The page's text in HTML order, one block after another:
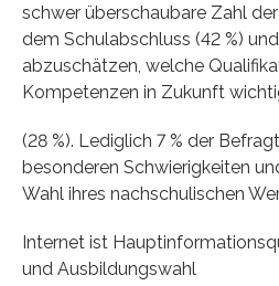
schwer überschaubare Zahl
dem Schulabschluss (42 %)
abzuschätzen, welche
Kompetenzen in Zukunft
(28 %). Lediglich 7 % der
besonderen Schwierigkeiten
Wahl ihres nachschulischen
Internet ist
und Ausbildungswahl